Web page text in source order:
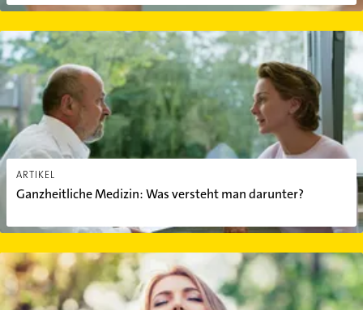
ARTIKEL
Ganzheitliche Medizin: Was versteht man darunter?
Ganzheitliche Medizin: Was versteht man darunter?
Hormone natürlich regulieren: Diese 5 Tipps helfen Ihrem